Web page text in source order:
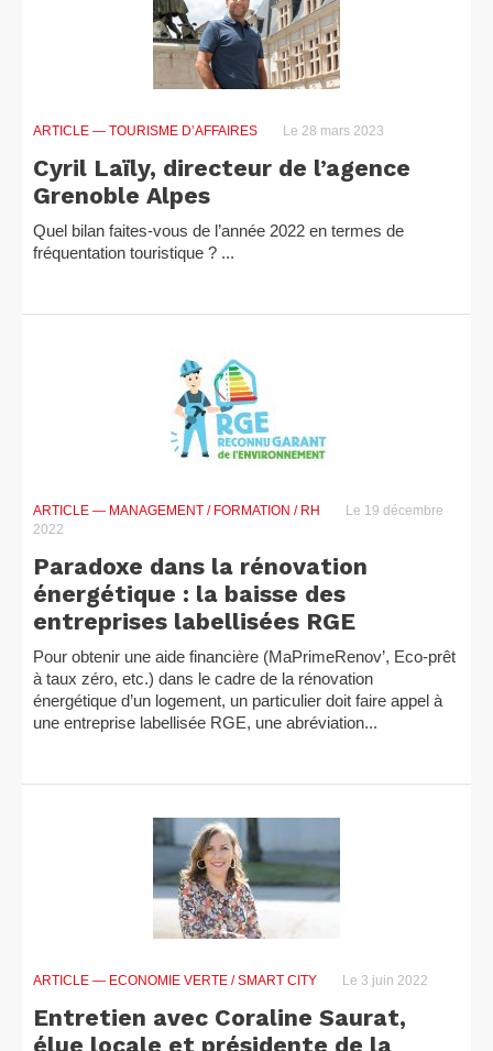
ARTICLE — TOURISME D’AFFAIRES Le 28 mars 2023
Cyril Laïly, directeur de l’agence
Grenoble Alpes
Quel bilan faites-vous de l’année 2022 en termes de
fréquentation touristique ? ...
ARTICLE — MANAGEMENT / FORMATION / RH
Le 19 décembre
2022
Paradoxe dans la rénovation
énergétique : la baisse des
entreprises labellisées RGE
Pour obtenir une aide financière (MaPrimeRenov’, Eco-prêt
à taux zéro, etc.) dans le cadre de la rénovation
énergétique d’un logement, un particulier doit faire appel à
une entreprise labellisée RGE, une abréviation...
ARTICLE — ECONOMIE VERTE / SMART CITY Le 3 juin 2022
Entretien avec Coraline Saurat,
élue locale et présidente de la